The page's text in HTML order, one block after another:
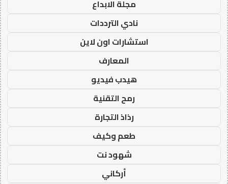
مجلة الابداع
نادي الترددات
استشارات اون لاين
المعارف
هيدب فيديو
رمح التقنية
رذاذ التجارة
طعم وكيف
شهود نت
أركاني